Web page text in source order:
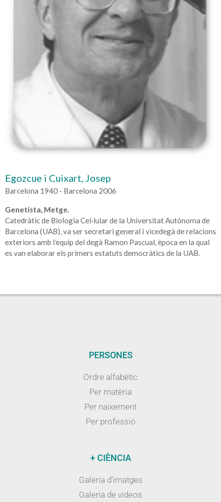
Egozcue i Cuixart, Josep
Barcelona 1940 - Barcelona 2006
Genetista, Metge.
Catedràtic de Biologia Cel·lular de la Universitat Autònoma de
Barcelona (UAB), va ser secretari general i vicedegà de relacions
exteriors amb l’equip del degà Ramon Pascual, època en la qual
es van elaborar els primers estatuts democràtics de la UAB.
PERSONES
Ordre alfabètic
Per matèria
Per naixement
Per professió
+ CIÈNCIA
Galeria d’imatges
Galeria de videos